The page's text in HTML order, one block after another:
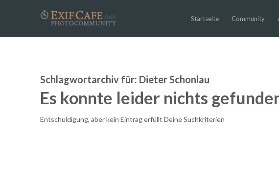
Startseite Community
Schlagwortarchiv für: Dieter Schonlau
Es konnte leider nichts
Entschuldigung, aber kein Eintrag erfüllt Deine Suchkriterien